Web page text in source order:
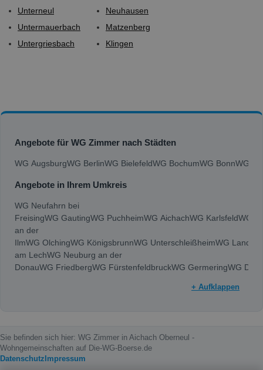
Unterneul
Untermauerbach
Untergriesbach
Neuhausen
Matzenberg
Klingen
Angebote für WG Zimmer nach Städten
WG AugsburgWG BerlinWG BielefeldWG BochumWG BonnWG
Angebote in Ihrem Umkreis
WG Neufahrn bei
FreisingWG GautingWG PuchheimWG AichachWG KarlsfeldWG
an der
IlmWG OlchingWG KönigsbrunnWG UnterschleißheimWG
am LechWG Neuburg an der
DonauWG FriedbergWG FürstenfeldbruckWG GermeringWG
+ Aufklappen
Sie befinden sich hier: WG Zimmer in Aichach Oberneul -
Wohngemeinschaften auf Die-WG-Boerse.de
Datenschutz Impressum